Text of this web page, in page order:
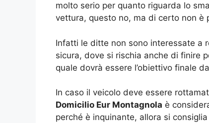
molto serio per quanto riguarda lo
vettura, questo no, ma di certo non è
Infatti le ditte non sono interessate a
sicura, dove si rischia anche di finire
quale dovrà essere l’obiettivo finale
In caso il veicolo deve essere
Domicilio Eur Montagnola è
perché è inquinante, allora si